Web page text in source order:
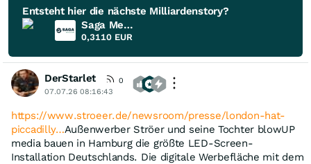
Entsteht hier die nächste Milliardenstory?
Saga Metals
0,3110 EUR
DerStarlet
0
07.07.26 08:16:43
https://www.stroeer.de/newsroom/presse/london-hat-
piccadilly…Außenwerber Ströer und seine Tochter blowUP
media bauen in Hamburg die größte LED-Screen-
Installation Deutschlands. Die digitale Werbefläche mit dem